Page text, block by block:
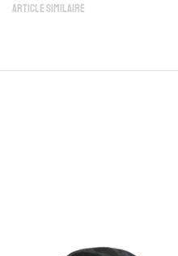
Article similaire